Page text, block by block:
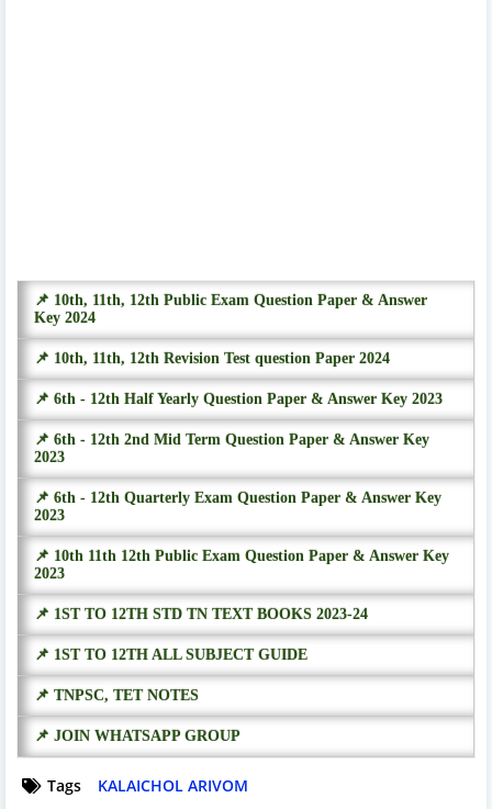
📌 10th, 11th, 12th Public Exam Question Paper & Answer
Key 2024
📌 10th, 11th, 12th Revision Test question Paper 2024
📌 6th - 12th Half Yearly Question Paper & Answer Key 2023
📌 6th - 12th 2nd Mid Term Question Paper & Answer Key
2023
📌 6th - 12th Quarterly Exam Question Paper & Answer Key
2023
📌 10th 11th 12th Public Exam Question Paper & Answer Key
2023
📌 1ST TO 12TH STD TN TEXT BOOKS 2023-24
📌 1ST TO 12TH ALL SUBJECT GUIDE
📌 TNPSC, TET NOTES
📌 JOIN WHATSAPP GROUP
Tags KALAICHOL ARIVOM